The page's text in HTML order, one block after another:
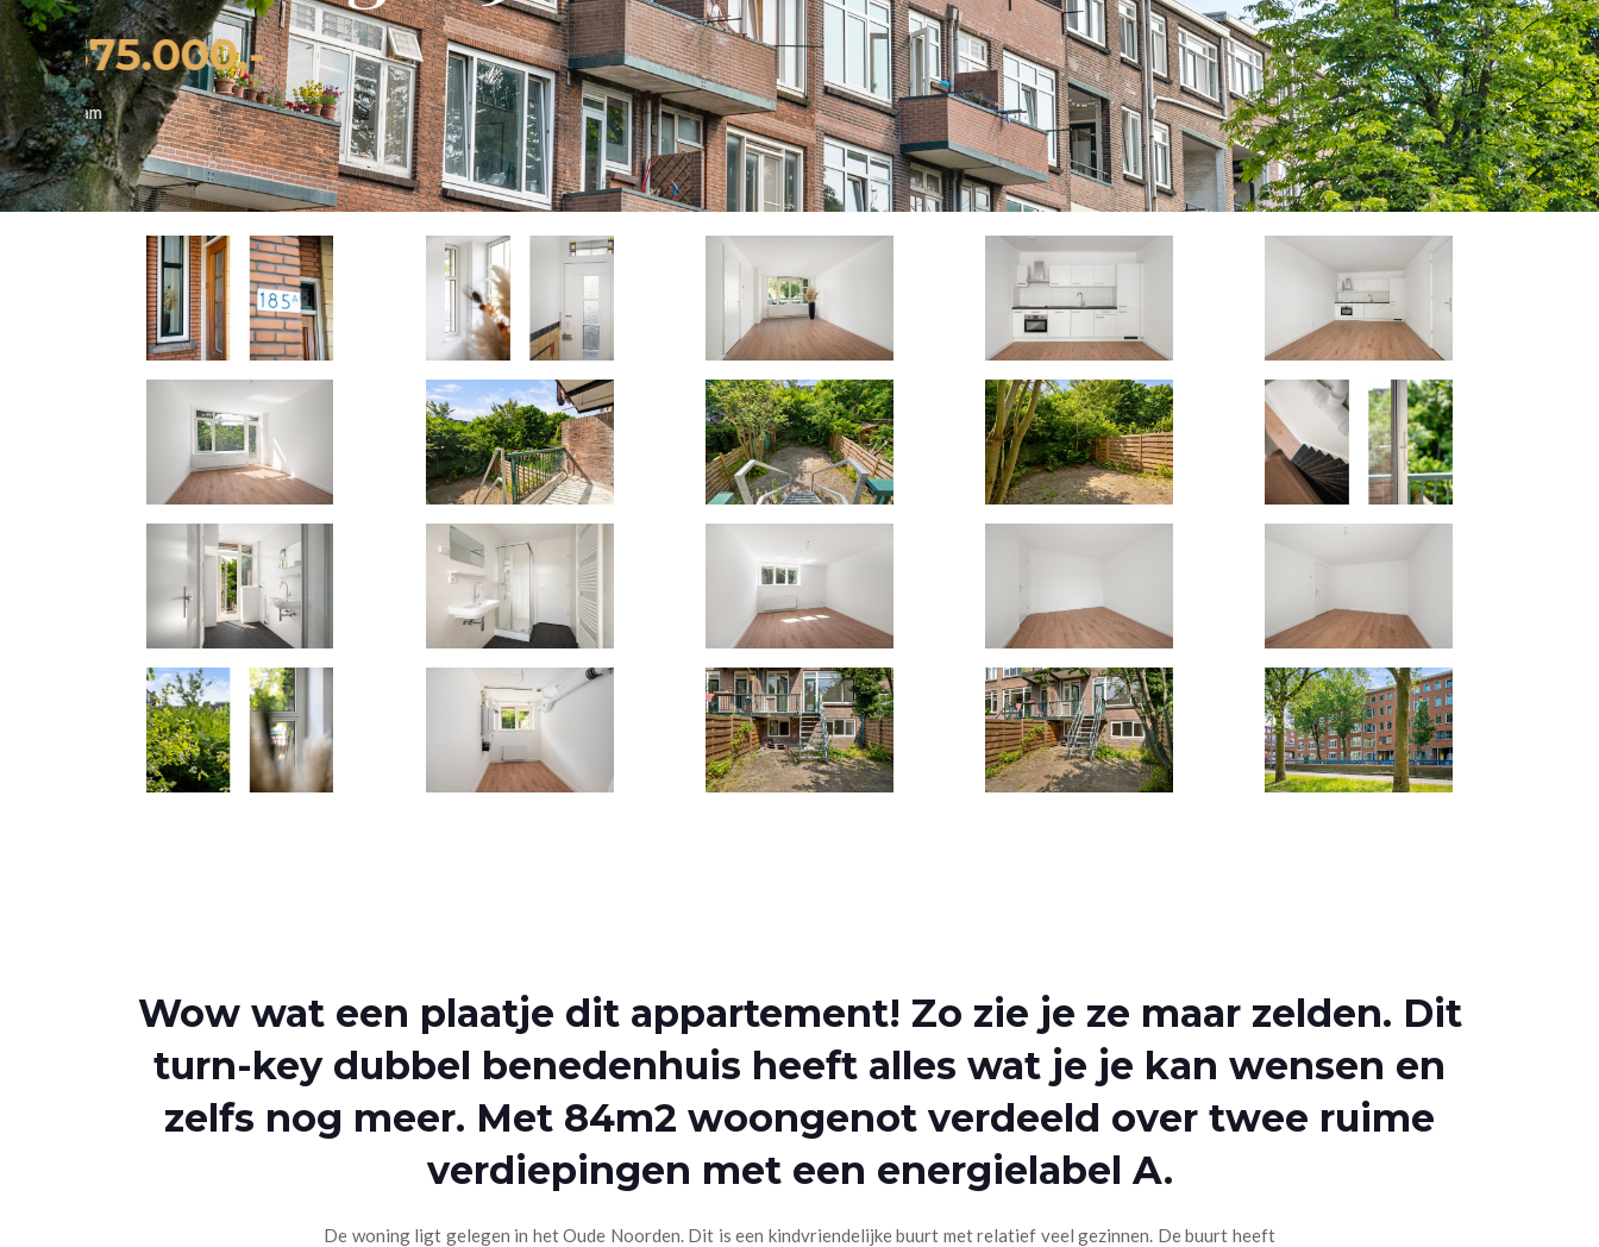
2
SLAAPKAMERS
1
BADKAMERS
84
M2 WONEN
62
M2 BUITEN
4
M2 GEBOUWGEBONDEN
BUITENRUIMTE
Slide 2 of 3.
Wow wat een plaatje dit appartement! Zo zie je ze maar zelden. Dit
turn-key dubbel benedenhuis heeft alles wat je je kan wensen en
zelfs nog meer. Met 84m2 woongenot verdeeld over twee ruime
verdiepingen met een energielabel A.
De woning ligt gelegen in het Oude Noorden. Dit is een kindvriendelijke buurt met relatief veel gezinnen. De buurt heeft